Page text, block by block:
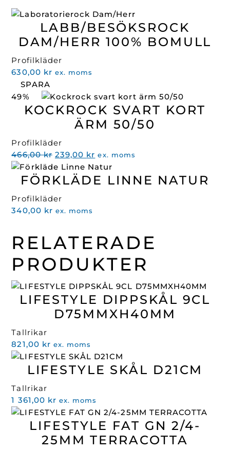
LABB/BESÖKSROCK
DAM/HERR 100% BOMULL
Profilkläder
630,00 kr ex. moms
SPARA
49%
KOCKROCK SVART KORT
ÄRM 50/50
Profilkläder
466,00kr Det
ursprungliga
priset
466,00 kr.
239,00 kr Det
nuvarande
priset
ex. moms
FÖRKLÄDE LINNE NATUR
Profilkläder
340,00 kr ex. moms
RELATERADE
PRODUKTER
LIFESTYLE DIPPSKÅL 9CL
D75MMXH40MM
Tallrikar
821,00 kr ex. moms
LIFESTYLE SKÅL D21CM
Tallrikar
1 361,00 kr ex. moms
LIFESTYLE FAT GN 2/4-
25MM TERRACOTTA